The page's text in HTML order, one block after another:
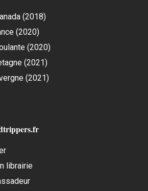
(2018)
(2020)
(2020)
(2021)
(2021)
librairie